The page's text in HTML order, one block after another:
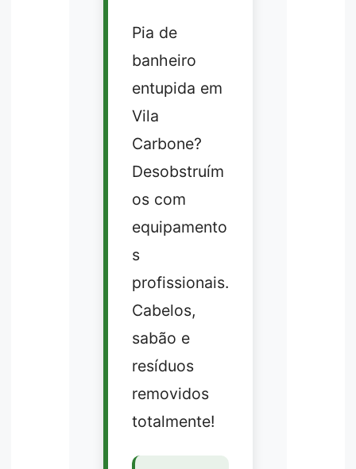
Pia de
banheiro
entupida em
Vila
Carbone?
Desobstruím
os com
equipamento
s
profissionais.
Cabelos,
sabão e
resíduos
removidos
totalmente!